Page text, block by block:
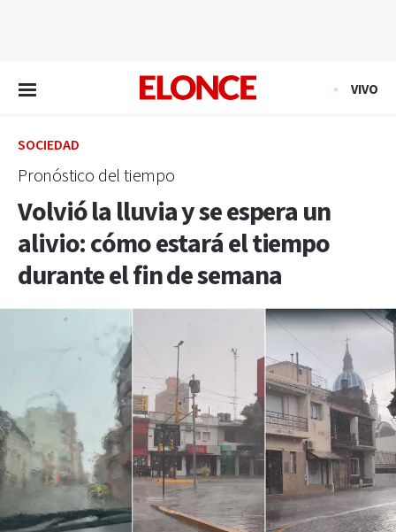
VIVO
SOCIEDAD
Pronóstico del tiempo
Volvió la lluvia y se espera un
alivio: cómo estará el tiempo
durante el fin de semana